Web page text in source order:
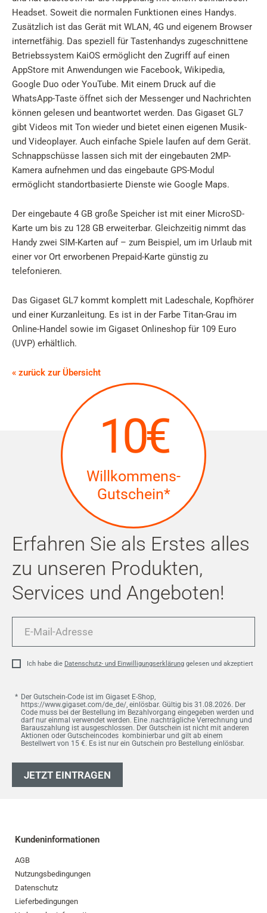
Headset. Soweit die normalen Funktionen eines Handys.
Zusätzlich ist das Gerät mit WLAN, 4G und eigenem Browser
internetfähig. Das speziell für Tastenhandys zugeschnittene
Betriebssystem KaiOS ermöglicht den Zugriff auf einen
AppStore mit Anwendungen wie Facebook, Wikipedia,
Google Duo oder YouTube. Mit einem Druck auf die
WhatsApp-Taste öffnet sich der Messenger und Nachrichten
können gelesen und beantwortet werden. Das Gigaset GL7
gibt Videos mit Ton wieder und bietet einen eigenen Musik-
und Videoplayer. Auch einfache Spiele laufen auf dem Gerät.
Schnappschüsse lassen sich mit der eingebauten 2MP-
Kamera aufnehmen und das eingebaute GPS-Modul
ermöglicht standortbasierte Dienste wie Google Maps.
Der eingebaute 4 GB große Speicher ist mit einer MicroSD-
Karte um bis zu 128 GB erweiterbar. Gleichzeitig nimmt das
Handy zwei SIM-Karten auf – zum Beispiel, um im Urlaub mit
einer vor Ort erworbenen Prepaid-Karte günstig zu
telefonieren.
Das Gigaset GL7 kommt komplett mit Ladeschale, Kopfhörer
und einer Kurzanleitung. Es ist in der Farbe Titan-Grau im
Online-Handel sowie im Gigaset Onlineshop für 109 Euro
(UVP) erhältlich.
« zurück zur Übersicht
10€
Willkommens-
Gutschein*
Erfahren Sie als Erstes alles
zu unseren Produkten,
Services und Angeboten!
Mail-
Ich habe die Datenschutz- und Einwilligungserklärung gelesen und akzeptiert
Der Gutschein-Code ist im Gigaset E-Shop,
https://www.gigaset.com/de_de/, einlösbar. Gültig bis 31.08.2026. Der
Code muss bei der Bestellung im Bezahlvorgang eingegeben werden und
darf nur einmal verwendet werden. Eine .nachträgliche Verrechnung und
Barauszahlung ist ausgeschlossen. Der Gutschein ist nicht mit anderen
Aktionen oder Gutscheincodes kombinierbar und gilt ab einem
Bestellwert von 15 €. Es ist nur ein Gutschein pro Bestellung einlösbar.
JETZT EINTRAGEN
Kundeninformationen
AGB
Nutzungsbedingungen
Datenschutz
Lieferbedingungen